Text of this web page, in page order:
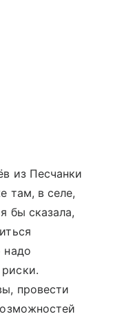
из Песчанки
там, в селе,
бы сказала,
надо
провести